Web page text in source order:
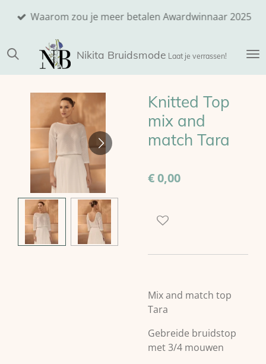
de
hoofdinhoud
Nikita Bruidsmode Laat je verrassen!
Waarom zou je meer betalen Awardwinnaar 2025
Knitted Top
mix and
match Tara
€ 0,00
Mix and match top
Tara
Gebreide bruidstop
met 3/4 mouwen